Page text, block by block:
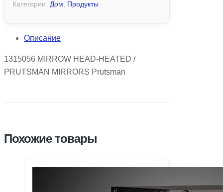
Категории: Дом Продукты
Описание
1315056 MIRROW HEAD-HEATED /
PRUTSMAN MIRRORS Prutsman
Похожие товары